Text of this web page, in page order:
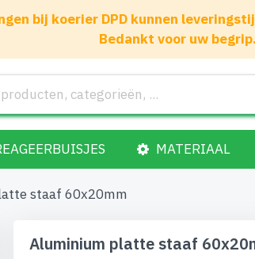
bij koerier DPD kunnen
Bedankt voor uw begrip.
MATERIAAL
staaf 60x20mm
Aluminium platte staaf